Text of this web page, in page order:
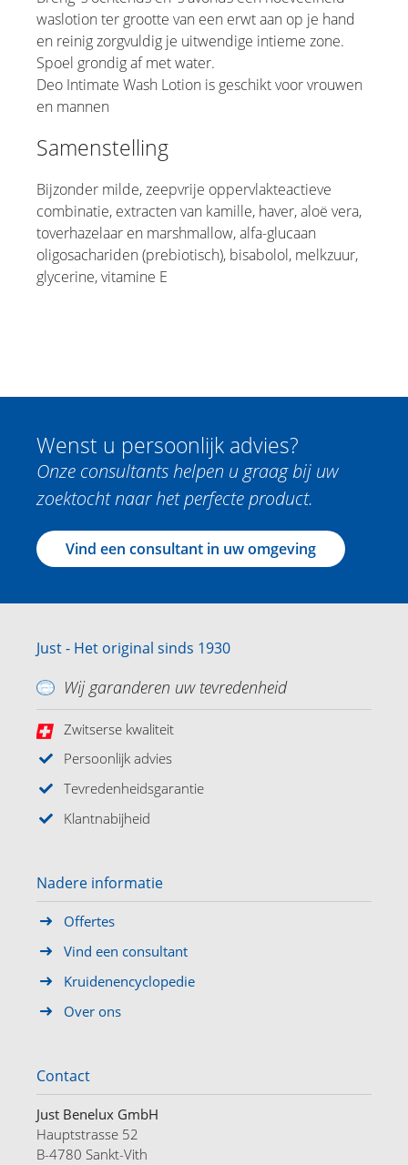
waslotion ter grootte van een erwt aan op je hand
en reinig zorgvuldig je uitwendige intieme zone.
Spoel grondig af met water.
Deo Intimate Wash Lotion is geschikt voor vrouwen
en mannen
Samenstelling
Bijzonder milde, zeepvrije oppervlakteactieve
combinatie, extracten van kamille, haver, aloë vera,
toverhazelaar en marshmallow, alfa-glucaan
oligosachariden (prebiotisch), bisabolol, melkzuur,
glycerine, vitamine E
Wenst u persoonlijk advies?
Onze consultants helpen u graag bij uw
zoektocht naar het perfecte product.
Vind een consultant in uw omgeving
Just - Het original sinds 1930
Wij garanderen uw tevredenheid
Zwitserse kwaliteit
Persoonlijk advies
Tevredenheidsgarantie
Klantnabijheid
Nadere informatie
Offertes
Vind een consultant
Kruidenencyclopedie
Over ons
Contact
Just Benelux GmbH
Hauptstrasse 52
B-4780 Sankt-Vith